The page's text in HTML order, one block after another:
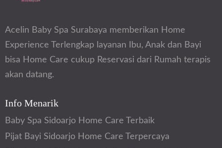
Acelin Baby Spa Surabaya memberikan Home
Experience Terlengkap layanan Ibu, Anak dan Bayi
bisa Home Care cukup Reservasi dari Rumah terapis
akan datang.
Info Menarik
Baby Spa Sidoarjo Home Care Terbaik
Pijat Bayi Sidoarjo Home Care Terpercaya